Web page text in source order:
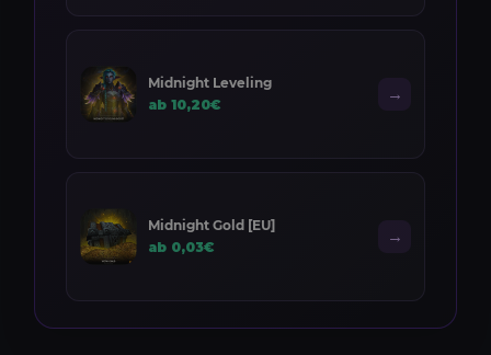
Midnight Leveling
ab 10,20€
→
Midnight Gold [EU]
ab 0,03€
→